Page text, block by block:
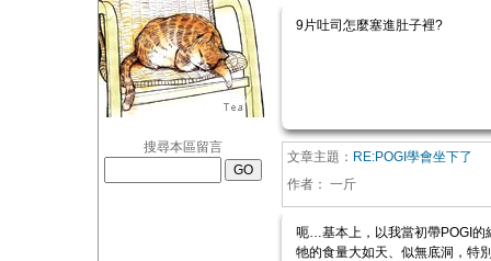
搜尋本區留言
9片吐司怎麼塞進肚子裡?
文章主題： RE:POGI學會坐下了
作者： 一斤
呃…基本上，以我當初帶POGI
牠的食量大如天、似無底洞，特